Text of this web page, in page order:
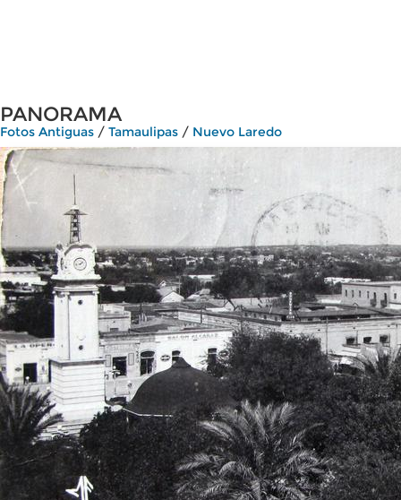
PANORAMA
Fotos Antiguas / Tamaulipas / Nuevo Laredo